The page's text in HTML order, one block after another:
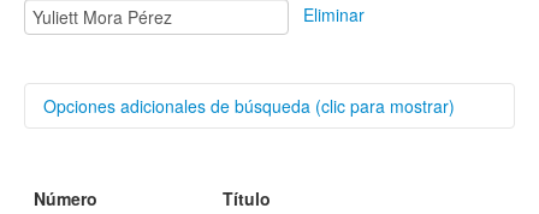
Eliminar
Opciones adicionales de búsqueda (clic para mostrar)
Título
Número
Título